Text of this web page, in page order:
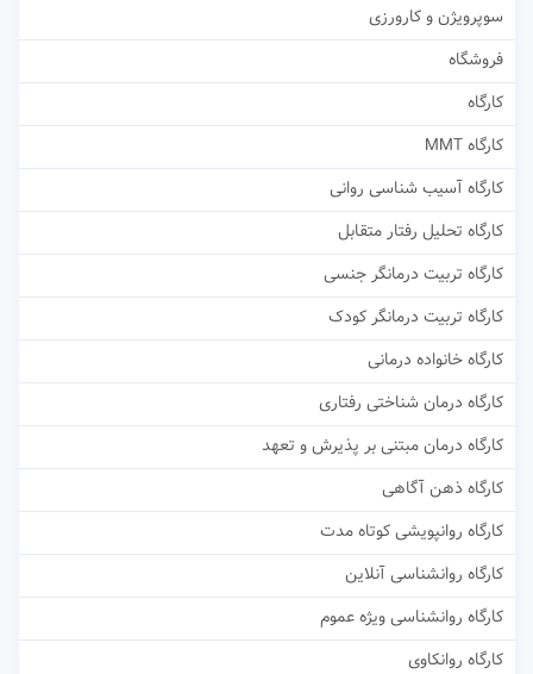
سوپرویژن و کارورزی
فروشگاه
کارگاه
کارگاه MMT
کارگاه آسیب شناسی روانی
کارگاه تحلیل رفتار متقابل
کارگاه تربیت درمانگر جنسی
کارگاه تربیت درمانگر کودک
کارگاه خانواده درمانی
کارگاه درمان شناختی رفتاری
کارگاه درمان مبتنی بر پذیرش و تعهد
کارگاه ذهن آگاهی
کارگاه روانپویشی کوتاه مدت
کارگاه روانشناسی آنلاین
کارگاه روانشناسی ویژه عموم
کارگاه روانکاوی